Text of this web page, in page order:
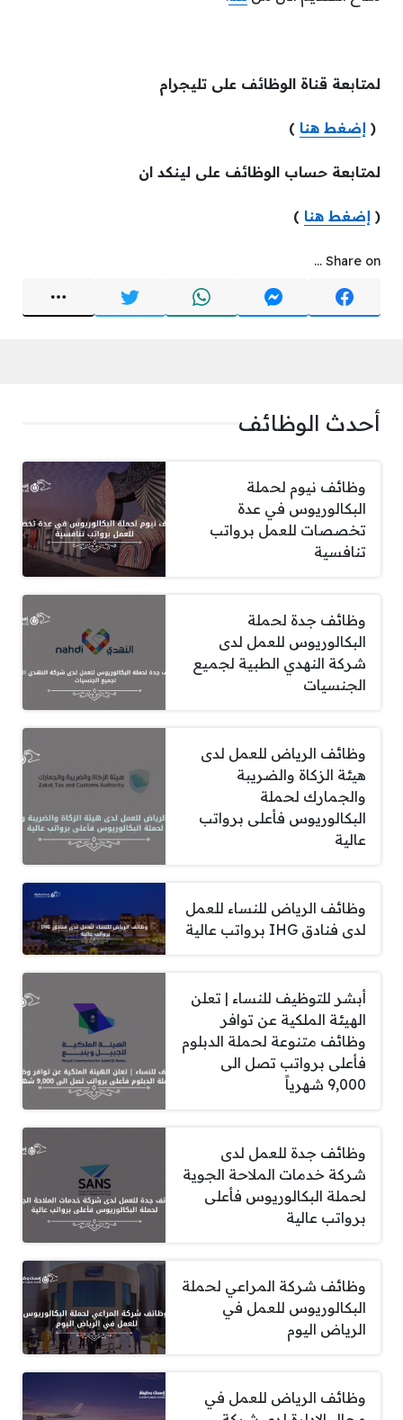
لمتابعة قناة الوظائف على تليجرام
( إضغط هنا )
لمتابعة حساب الوظائف على لينكد ان
( إضغط هنا )
Share on ...
أحدث الوظائف
وظائف نيوم لحملة
البكالوريوس في عدة
تخصصات للعمل برواتب
تنافسية
وظائف جدة لحملة
البكالوريوس للعمل لدى
شركة النهدي الطبية لجميع
الجنسيات
وظائف الرياض للعمل لدى
هيئة الزكاة والضريبة
والجمارك لحملة
البكالوريوس فأعلى برواتب
عالية
وظائف الرياض للنساء للعمل
لدى فنادق IHG برواتب عالية
أبشر للتوظيف للنساء | تعلن
الهيئة الملكية عن توافر
وظائف متنوعة لحملة الدبلوم
فأعلى برواتب تصل الى
9,000 شهرياً
وظائف جدة للعمل لدى
شركة خدمات الملاحة الجوية
لحملة البكالوريوس فأعلى
برواتب عالية
وظائف شركة المراعي لحملة
البكالوريوس للعمل في
الرياض اليوم
وظائف الرياض للعمل في